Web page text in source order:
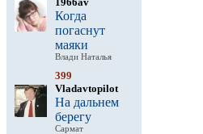
Когда
погаснут
маяки
Влади Наталья
399
Vladavtopilot
На дальнем
берегу
Сармат